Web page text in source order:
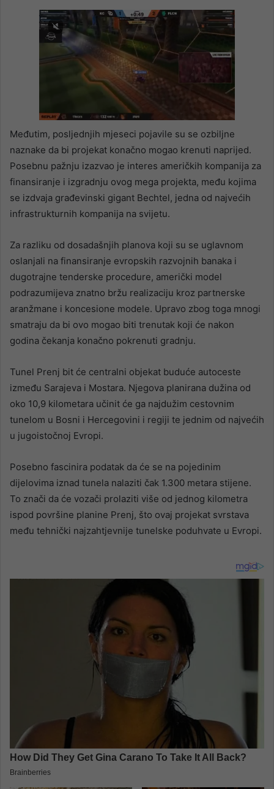
Međutim, posljednjih mjeseci pojavile su se ozbiljne
naznake da bi projekat konačno mogao krenuti naprijed.
Posebnu pažnju izazvao je interes američkih kompanija za
finansiranje i izgradnju ovog mega projekta, među kojima
se izdvaja građevinski gigant Bechtel, jedna od najvećih
infrastrukturnih kompanija na svijetu.
Za razliku od dosadašnjih planova koji su se uglavnom
oslanjali na finansiranje evropskih razvojnih banaka i
dugotrajne tenderske procedure, američki model
podrazumijeva znatno bržu realizaciju kroz partnerske
aranžmane i koncesione modele. Upravo zbog toga mnogi
smatraju da bi ovo mogao biti trenutak koji će nakon
godina čekanja konačno pokrenuti gradnju.
Tunel Prenj bit će centralni objekat buduće autoceste
između Sarajeva i Mostara. Njegova planirana dužina od
oko 10,9 kilometara učinit će ga najdužim cestovnim
tunelom u Bosni i Hercegovini i regiji te jednim od najvećih
u jugoistočnoj Evropi.
Posebno fascinira podatak da će se na pojedinim
dijelovima iznad tunela nalaziti čak 1.300 metara stijene.
To znači da će vozači prolaziti više od jednog kilometra
ispod površine planine Prenj, što ovaj projekat svrstava
među tehnički najzahtjevnije tunelske poduhvate u Evropi.